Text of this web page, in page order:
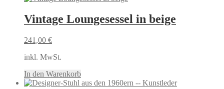
Vintage Loungesessel in beige
241,00 €
inkl. MwSt.
In den Warenkorb